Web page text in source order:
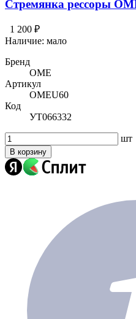
Стремянка рессоры
1 200 ₽
Наличие: мало
Бренд
OME
Артикул
OMEU60
Код
УТ066332
шт
В корзину